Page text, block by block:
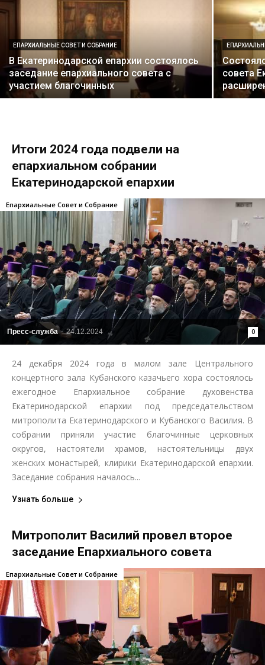
ЕПАРХИАЛЬНЫЕ СОВЕТ И СОБРАНИЕ
В Екатеринодарской епархии состоялось
заседание епархиального совета с
участием благочинных
совета
Итоги 2024 года подвели на
епархиальном собрании
Екатеринодарской епархии
Пресс-служба - 24.12.2024 0
Епархиальные Совет и Собрание
24 декабря 2024 года в малом зале Центрального
концертного зала Кубанского казачьего хора состоялось
ежегодное Епархиальное собрание духовенства
Екатеринодарской епархии под председательством
митрополита Екатеринодарского и Кубанского Василия. В
собрании приняли участие благочинные церковных
округов, настоятели храмов, настоятельницы двух
женских монастырей, клирики Екатеринодарской епархии.
Заседание собрания началось...
Узнать больше
Митрополит Василий провел второе
заседание Епархиального совета
Епархиальные Совет и Собрание